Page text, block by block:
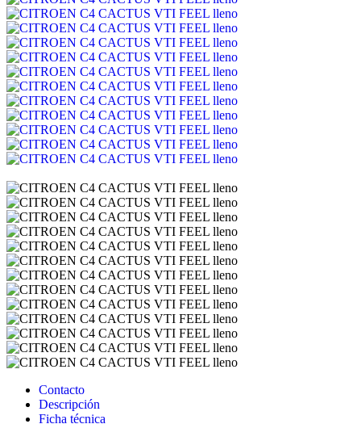
Contacto
Descripción
Ficha técnica